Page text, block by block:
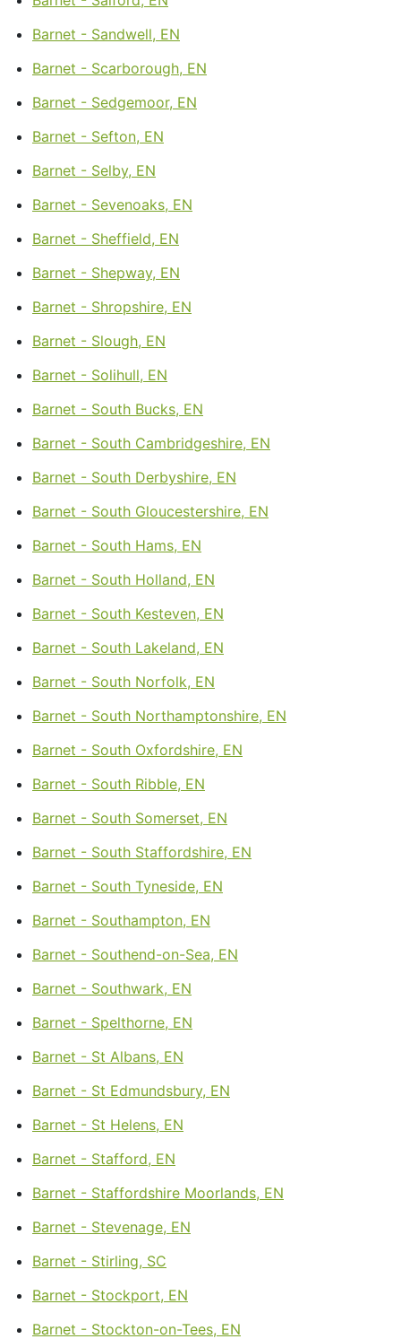
Barnet - Sandwell, EN
Barnet - Scarborough, EN
Barnet - Sedgemoor, EN
Barnet - Sefton, EN
Barnet - Selby, EN
Barnet - Sevenoaks, EN
Barnet - Sheffield, EN
Barnet - Shepway, EN
Barnet - Shropshire, EN
Barnet - Slough, EN
Barnet - Solihull, EN
Barnet - South Bucks, EN
Barnet - South Cambridgeshire, EN
Barnet - South Derbyshire, EN
Barnet - South Gloucestershire, EN
Barnet - South Hams, EN
Barnet - South Holland, EN
Barnet - South Kesteven, EN
Barnet - South Lakeland, EN
Barnet - South Norfolk, EN
Barnet - South Northamptonshire, EN
Barnet - South Oxfordshire, EN
Barnet - South Ribble, EN
Barnet - South Somerset, EN
Barnet - South Staffordshire, EN
Barnet - South Tyneside, EN
Barnet - Southampton, EN
Barnet - Southend-on-Sea, EN
Barnet - Southwark, EN
Barnet - Spelthorne, EN
Barnet - St Albans, EN
Barnet - St Edmundsbury, EN
Barnet - St Helens, EN
Barnet - Stafford, EN
Barnet - Staffordshire Moorlands, EN
Barnet - Stevenage, EN
Barnet - Stirling, SC
Barnet - Stockport, EN
Barnet - Stockton-on-Tees, EN